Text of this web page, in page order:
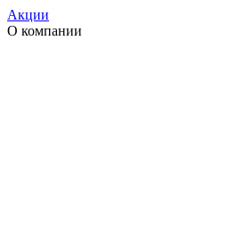
Акции
О компании